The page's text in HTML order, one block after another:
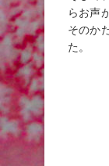
らお声
そのか
た。